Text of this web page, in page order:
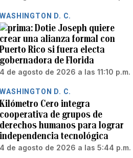
WASHINGTON D. C.
Dotie Joseph quiere
crear una alianza formal con
Puerto Rico si fuera electa
gobernadora de Florida
4 de agosto de 2026 a las 11:10 p.m.
WASHINGTON D. C.
Kilómetro Cero integra
cooperativa de grupos de
derechos humanos para lograr
independencia tecnológica
4 de agosto de 2026 a las 5:44 p.m.